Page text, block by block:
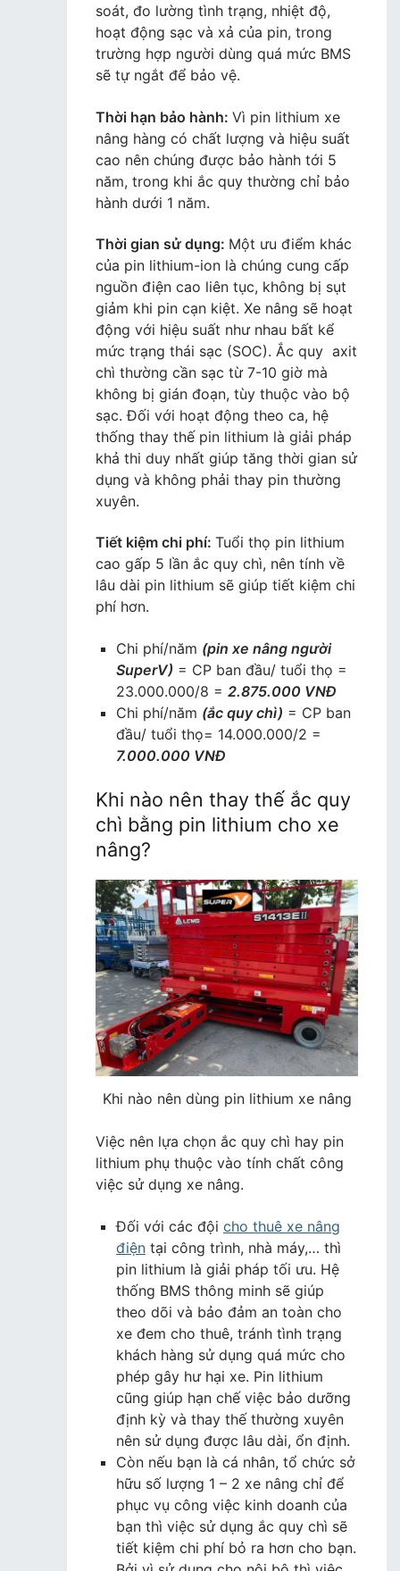
soát, đo lường tình trạng, nhiệt độ,
hoạt động sạc và xả của pin, trong
trường hợp người dùng quá mức BMS
sẽ tự ngắt để bảo vệ.
Thời hạn bảo hành: Vì pin lithium xe
nâng hàng có chất lượng và hiệu suất
cao nên chúng được bảo hành tới 5
năm, trong khi ắc quy thường chỉ bảo
hành dưới 1 năm.
Thời gian sử dụng: Một ưu điểm khác
của pin lithium-ion là chúng cung cấp
nguồn điện cao liên tục, không bị sụt
giảm khi pin cạn kiệt. Xe nâng sẽ hoạt
động với hiệu suất như nhau bất kể
mức trạng thái sạc (SOC). Ắc quy axit
chì thường cần sạc từ 7-10 giờ mà
không bị gián đoạn, tùy thuộc vào bộ
sạc. Đối với hoạt động theo ca, hệ
thống thay thế pin lithium là giải pháp
khả thi duy nhất giúp tăng thời gian sử
dụng và không phải thay pin thường
xuyên.
Tiết kiệm chi phí: Tuổi thọ pin lithium
cao gấp 5 lần ắc quy chì, nên tính về
lâu dài pin lithium sẽ giúp tiết kiệm chi
phí hơn.
Chi phí/năm (pin xe nâng người
SuperV) = CP ban đầu/ tuổi thọ =
23.000.000/8 =2.875.000 VNĐ
Chi phí/năm (ắc quy chì) = CP ban
đầu/ tuổi thọ= 14.000.000/2 =
7.000.000 VNĐ
Khi nào nên thay thế ắc quy
chì bằng pin lithium cho xe
nâng?
Khi nào nên dùng pin lithium xe nâng
Việc nên lựa chọn ắc quy chì hay pin
lithium phụ thuộc vào tính chất công
việc sử dụng xe nâng.
Đối với các độicho thuê xe nâng
điện tại công trình, nhà máy,… thì
pin lithium là giải pháp tối ưu. Hệ
thống BMS thông minh sẽ giúp
theo dõi và bảo đảm an toàn cho
xe đem cho thuê, tránh tình trạng
khách hàng sử dụng quá mức cho
phép gây hư hại xe. Pin lithium
cũng giúp hạn chế việc bảo dưỡng
định kỳ và thay thế thường xuyên
nên sử dụng được lâu dài, ổn định.
Còn nếu bạn là cá nhân, tổ chức sở
hữu số lượng 1 – 2 xe nâng chỉ để
phục vụ công việc kinh doanh của
bạn thì việc sử dụng ắc quy chì sẽ
tiết kiệm chi phí bỏ ra hơn cho bạn.